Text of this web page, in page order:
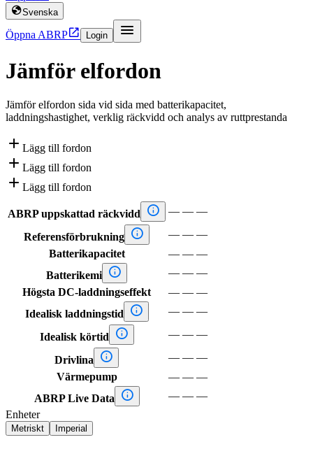
Svenska
Öppna ABRP Login 
Jämför elfordon
Jämför elfordon sida vid sida med batterikapacitet,
laddningshastighet, verklig räckvidd och analys av ruttprestanda
 Lägg till fordon
 Lägg till fordon
 Lägg till fordon
ABRP uppskattad räckvidd  — — —
Referensförbrukning  — — —
Batterikapacitet
— — —
Batterikemi  — — —
Högsta DC-laddningseffekt
— — —
Idealisk laddningstid
 — — —
Idealisk körtid  — — —
Drivlina  — — —
Värmepump
— — —
ABRP Live Data
 — — —
Enheter
Metriskt Imperial